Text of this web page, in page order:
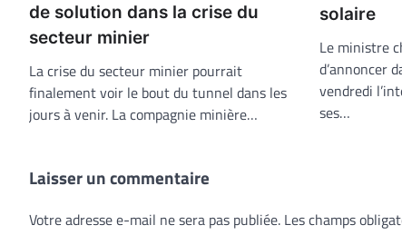
de solution dans la crise du
secteur minier
La crise du secteur minier pourrait
finalement voir le bout du tunnel dans les
jours à venir. La compagnie minière…
solaire
Le ministre
d’annoncer
vendredi
ses…
Laisser un commentaire
Votre adresse e-mail ne sera pas publiée. Les champs